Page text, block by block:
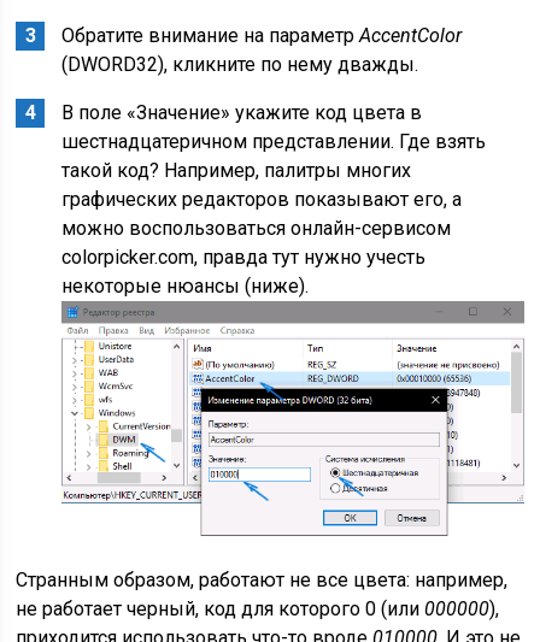
Обратите внимание на параметрAccentColor
(DWORD32), кликните по нему дважды.
В поле «Значение» укажите код цвета в
шестнадцатеричном представлении. Где взять
такой код? Например, палитры многих
графических редакторов показывают его, а
можно воспользоваться онлайн-сервисом
colorpicker.com, правда тут нужно учесть
некоторые нюансы (ниже).
Странным образом, работают не все цвета: например,
не работает черный, код для которого 0 (или000000),